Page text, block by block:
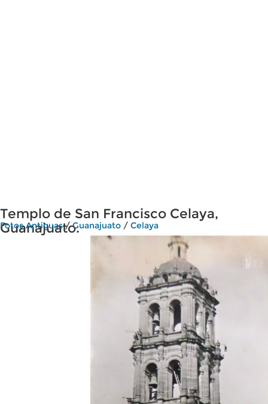
Templo de San Francisco Celaya,
Guanajuato.
Fotos Antiguas/Guanajuato / Celaya